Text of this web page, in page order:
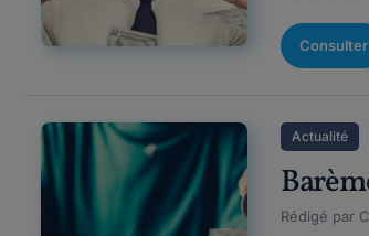
Consulter
Actualité
Rédigé par